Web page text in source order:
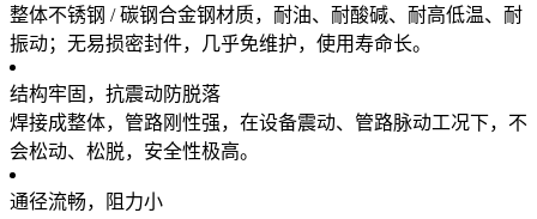
整体不锈钢 / 碳钢合金钢材质，耐油、耐酸碱、耐高低温、耐
振动；无易损密封件，几乎免维护，使用寿命长。
结构牢固，抗震动防脱落
焊接成整体，管路刚性强，在设备震动、管路脉动工况下，不
会松动、松脱，安全性极高。
通径流畅，阻力小